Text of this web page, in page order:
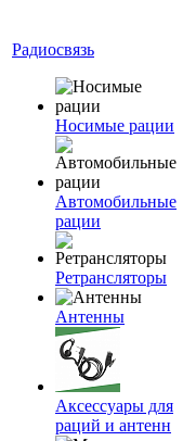
Радиосвязь
Носимые рации
Автомобильные
рации
Ретрансляторы
Антенны
Аксессуары для
раций и антенн